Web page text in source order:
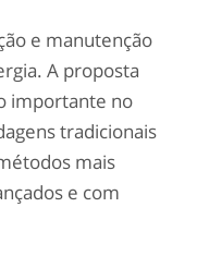
e manutenção
A proposta
importante no
tradicionais
mais
e com